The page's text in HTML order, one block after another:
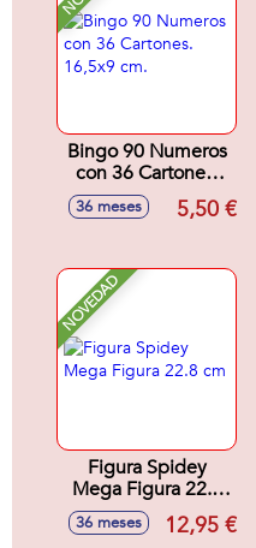
Bingo 90 Numeros
con 36 Cartones.
16,5x9 cm.
36 meses 5,50 €
NOVEDAD
Figura Spidey
Mega Figura 22.8
cm
36 meses 12,95 €